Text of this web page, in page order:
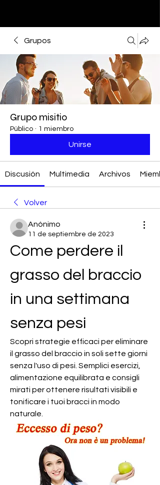
Grupos
Grupo misitio
Público · 1 miembro
Unirse
Discusión Multimedia Archivos
Volver
Anónimo
11 de septiembre de 2023
Come perdere il
grasso del braccio
in una settimana
senza pesi
Scopri strategie efficaci per eliminare
il grasso del braccio in soli sette giorni
senza l'uso di pesi. Semplici esercizi,
alimentazione equilibrata e consigli
mirati per ottenere risultati visibili e
tonificare i tuoi bracci in modo
naturale.